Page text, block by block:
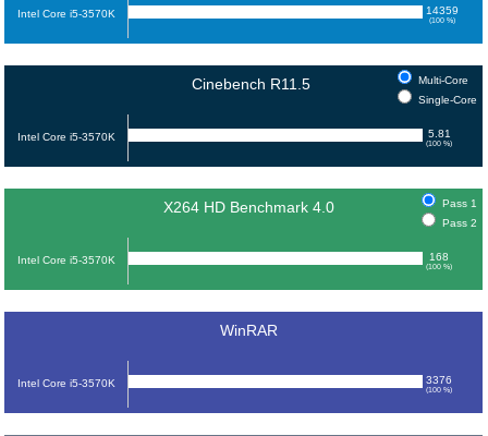
Intel Core i5-3570K 14359
(100 %)
Cinebench R11.5
Multi-Core
Single-Core
Intel Core i5-3570K 5.81
(100 %)
X264 HD Benchmark 4.0
Pass 1
Pass 2
Intel Core i5-3570K 168
(100 %)
WinRAR
Intel Core i5-3570K 3376
(100 %)